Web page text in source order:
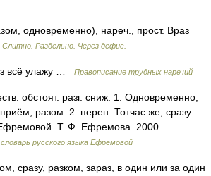
одновременно), нареч., прост. Враз
Слитно. Раздельно. Через дефис.
всё улажу … Правописание трудных наречий
обстоят. разг. сниж. 1. Одновременно,
разом. 2. перен. Тотчас же; сразу.
Т. Ф. Ефремова. 2000 …
русского языка Ефремовой
сразу, разком, зараз, в один или за один